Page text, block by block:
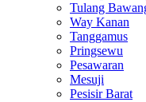
Tulang
Way Kanan
Tanggamus
Pringsewu
Pesawaran
Mesuji
Pesisir Barat